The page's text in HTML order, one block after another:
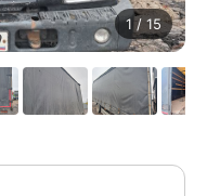
1 / 15